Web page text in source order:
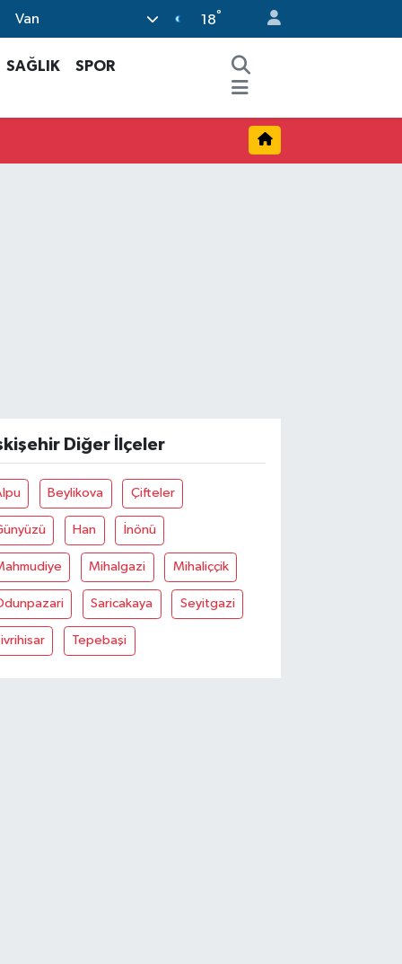
Van 18°
SAĞLIK SPOR
Diğer İlçeler
Beylikova Çifteler
Han İnönü
Mihalgazi Mihaliççik
Saricakaya Seyitgazi
Tepebaşi